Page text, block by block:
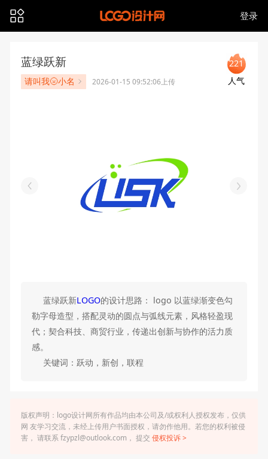
登录
蓝绿跃新
请叫我🌝小名 2026-01-15 09:52:06上传
221
人气
蓝绿跃新LOGO的设计思路： logo 以蓝绿渐变色勾
勒字母造型，搭配灵动的圆点与弧线元素，风格轻盈现
代；契合科技、商贸行业，传递出创新与协作的活力质
感。
关键词：跃动，新创，联程
版权声明：logo设计网所有作品均由本公司及/或权利人授权发布，仅供
网 友学习交流，未经上传用户书面授权，请勿作他用。若您的权利被侵
害， 请联系 fzypzl@outlook.com， 提交 侵权投诉 >